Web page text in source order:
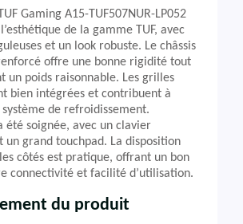
Gaming A15-TUF507NUR-LP052
de la gamme TUF, avec
et un look robuste. Le châssis
offre une bonne rigidité tout
un poids raisonnable. Les grilles
bien intégrées et contribuent à
système de refroidissement.
été soignée, avec un clavier
un grand touchpad. La disposition
côtés est pratique, offrant un bon
connectivité et facilité d’utilisation.
du produit